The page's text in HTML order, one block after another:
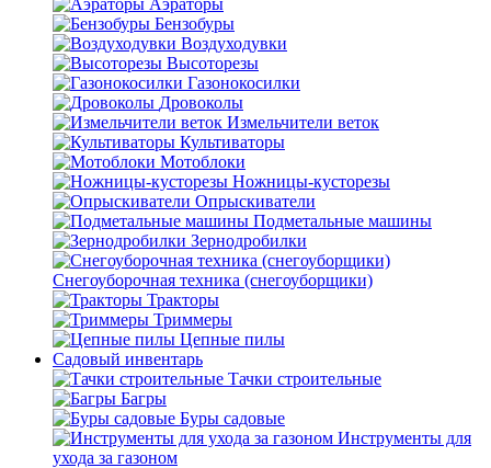
Аэраторы
Бензобуры
Воздуходувки
Высоторезы
Газонокосилки
Дровоколы
Измельчители веток
Культиваторы
Мотоблоки
Ножницы-кусторезы
Опрыскиватели
Подметальные машины
Зернодробилки
Снегоуборочная техника (снегоуборщики)
Тракторы
Триммеры
Цепные пилы
Садовый инвентарь
Тачки строительные
Багры
Буры садовые
Инструменты для
ухода за газоном